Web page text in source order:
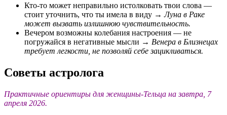
Кто-то может неправильно истолковать твои слова —
стоит уточнить, что ты имела в виду →Луна в Раке
может вызвать излишнюю чувствительность.
Вечером возможны колебания настроения — не
погружайся в негативные мысли → Венера в Близнецах
требует легкости, не позволяй себе зацикливаться.
Советы астролога
Практичные ориентиры для женщины-Тельца на завтра, 7
апреля 2026.